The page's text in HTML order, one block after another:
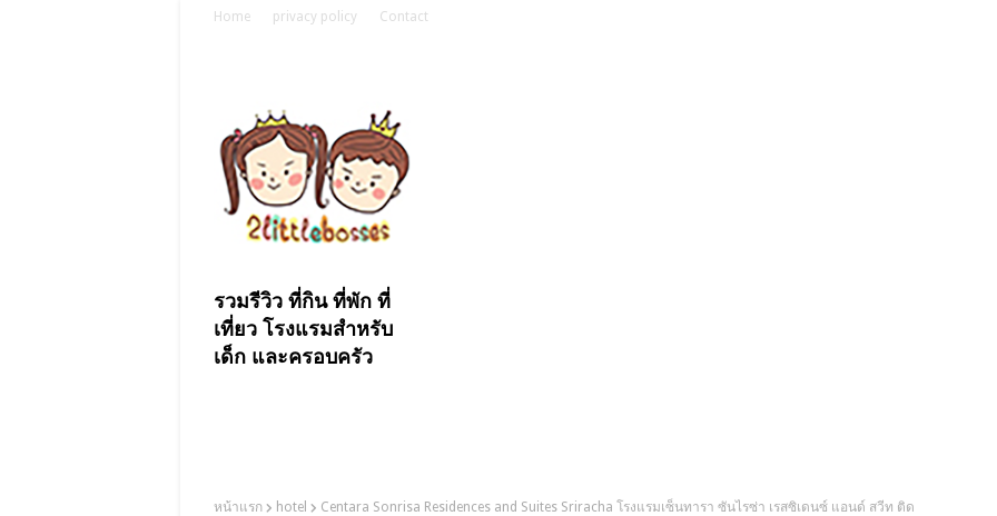
Home privacy policy Contact
รวมรีวิว ที่กิน ที่พัก ที่
เที่ยว โรงแรมสำหรับ
เด็ก และครอบครัว
หน้าแรก hotel
Centara Sonrisa Residences and Suites Sriracha โรงแรมเซ็นทารา ซันไรซ่า เรสซิเดนซ์ แอนด์ สวีท ติด